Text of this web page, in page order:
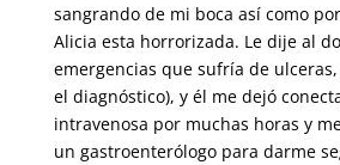
sangrando de mi boca así como
Alicia esta horrorizada. Le dije al
emergencias que sufría de
el diagnóstico), y él me dejó
intravenosa por muchas horas y
un gastroenterólogo para darme